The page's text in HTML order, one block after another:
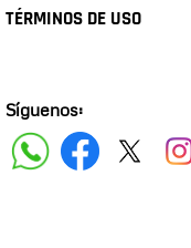
TÉRMINOS DE USO
Síguenos: